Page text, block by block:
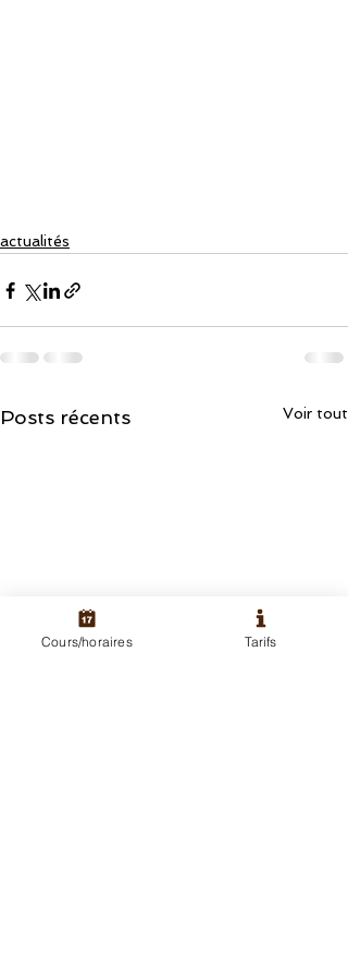
actualités
Posts récents Voir tout
Cours/horaires Tarifs